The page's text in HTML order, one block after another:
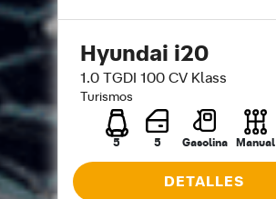
Hyundai i20
1.0 TGDI 100 CV Klass
Turismos
5 5 Gasolina Manual
DETALLES